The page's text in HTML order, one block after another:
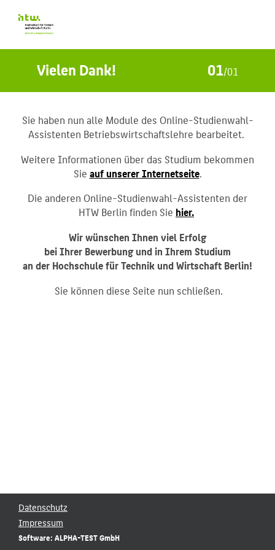
Vielen Dank! 01/01
Sie haben nun alle Module des Online-Studienwahl-
Assistenten Betriebswirtschaftslehre bearbeitet.
Weitere Informationen über das Studium bekommen
Sieauf unserer Internetseite.
Die anderen Online-Studienwahl-Assistenten der
HTW Berlin finden Sie hier.
Wir wünschen Ihnen viel Erfolg
bei Ihrer Bewerbung und in Ihrem Studium
an der Hochschule für Technik und Wirtschaft Berlin!
Sie können diese Seite nun schließen.
Datenschutz
Impressum
Software: ALPHA-TEST GmbH